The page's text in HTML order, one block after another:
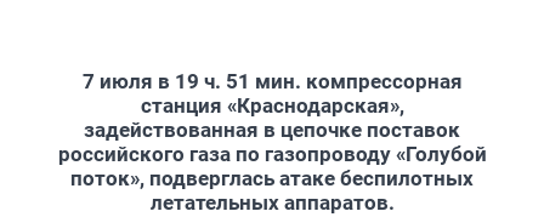
7 июля в 19 ч. 51 мин. компрессорная
станция «Краснодарская»,
задействованная в цепочке поставок
российского газа по газопроводу «Голубой
поток», подверглась атаке беспилотных
летательных аппаратов.